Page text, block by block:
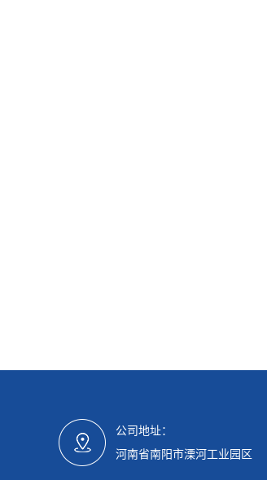
公司地址：
河南省南阳市溧河工业园区